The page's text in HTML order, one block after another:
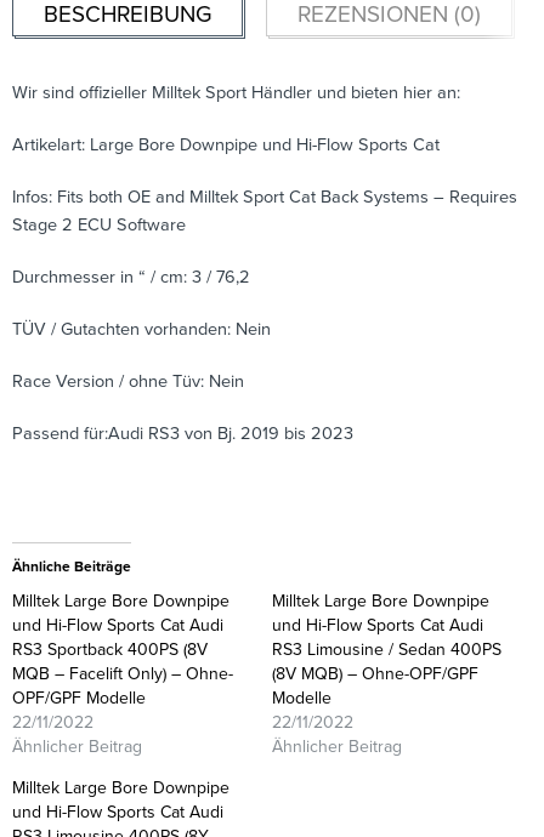
BESCHREIBUNG REZENSIONEN (0)
Wir sind offizieller Milltek Sport Händler und bieten hier an:
Artikelart: Large Bore Downpipe und Hi-Flow Sports Cat
Infos: Fits both OE and Milltek Sport Cat Back Systems – Requires
Stage 2 ECU Software
Durchmesser in “ / cm: 3 / 76,2
TÜV / Gutachten vorhanden: Nein
Race Version / ohne Tüv: Nein
Passend für:Audi RS3 von Bj. 2019 bis 2023
Ähnliche Beiträge
Milltek Large Bore Downpipe
und Hi-Flow Sports Cat Audi
RS3 Sportback 400PS (8V
MQB – Facelift Only) – Ohne-
OPF/GPF Modelle
22/11/2022
Ähnlicher Beitrag
Milltek Large Bore Downpipe
und Hi-Flow Sports Cat Audi
RS3 Limousine / Sedan 400PS
(8V MQB) – Ohne-OPF/GPF
Modelle
22/11/2022
Ähnlicher Beitrag
Milltek Large Bore Downpipe
und Hi-Flow Sports Cat Audi